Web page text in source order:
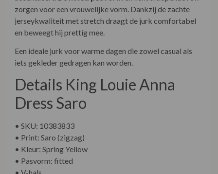
zorgen voor een vrouwelijke vorm. Dankzij de zachte
jerseykwaliteit met stretch draagt de jurk comfortabel
en beweegt hij prettig mee.
Een ideale jurk voor warme dagen die zowel casual als
iets gekleder gedragen kan worden.
Details King Louie Anna
Dress Saro
• SKU: 10383833
• Print: Saro (zigzag)
• Kleur: Spring Yellow
• Pasvorm: fitted